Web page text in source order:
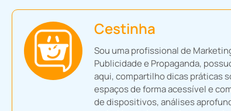
Cestinha
Sou uma profissional de
Publicidade e Propaganda,
aqui, compartilho dicas práticas
espaços de forma acessível e
de dispositivos, análises